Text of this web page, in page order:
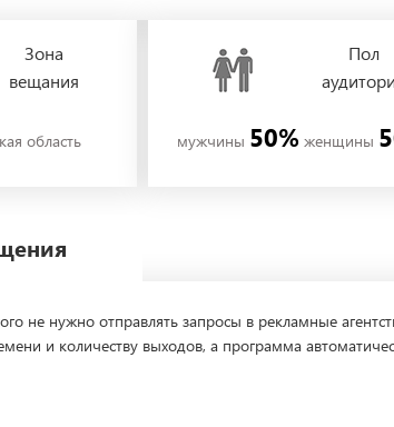
Зона
вещания
область
Пол
мужчины 50% женщины
не нужно отправлять запросы в рекламные
и количеству выходов, а программа